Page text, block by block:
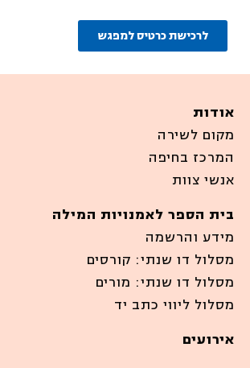
לרכישת כרטיס למפגש
אודות
מקום לשירה
המרכז בחיפה
אנשי צוות
בית הספר לאמנויות המילה
מידע והרשמה
מסלול דו שנתי: קורסים
מסלול דו שנתי: מורים
מסלול ליווי כתב יד
אירועים